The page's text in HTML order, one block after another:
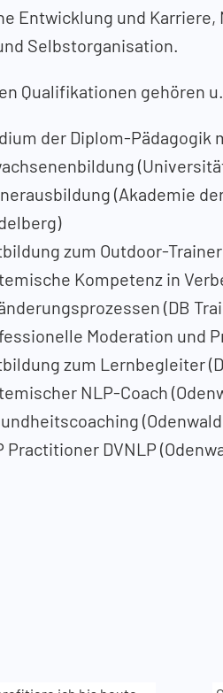
Entwicklung und
Selbstorganisation.
Qualifikationen gehören
der Diplom-Pädagogik
(Akademie
zum Outdoor-
Kompetenz in
(DB
Moderation und
zum Lernbegleiter
NLP-Coach
Practitioner DVNLP